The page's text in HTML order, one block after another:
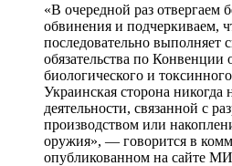
«В очередной раз отвергаем
обвинения и подчеркиваем,
последовательно выполняет
обязательства по Конвенции
биологического и
Украинская сторона никогда
деятельности, связанной с
производством или
оружия», — говорится в
опубликованном на сайте